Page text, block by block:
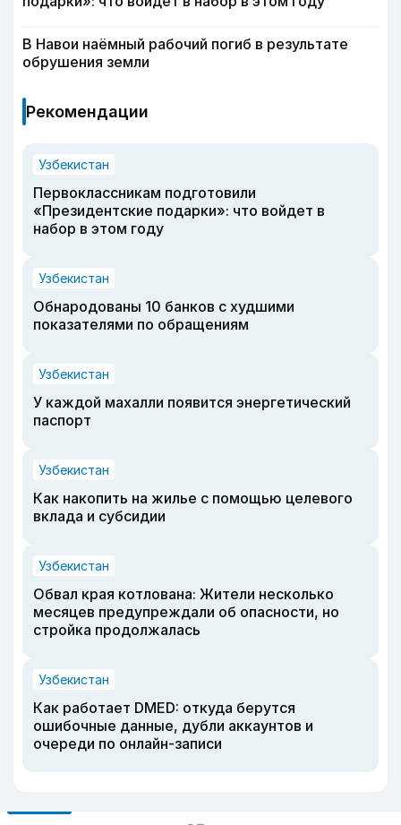
В Навои наёмный рабочий погиб в результате
обрушения земли
Рекомендации
Узбекистан
Первоклассникам подготовили
«Президентские подарки»: что войдет в
набор в этом году
Узбекистан
Обнародованы 10 банков с худшими
показателями по обращениям
Узбекистан
У каждой махалли появится энергетический
паспорт
Узбекистан
Как накопить на жилье с помощью целевого
вклада и субсидии
Узбекистан
Обвал края котлована: Жители несколько
месяцев предупреждали об опасности, но
стройка продолжалась
Узбекистан
Как работает DMED: откуда берутся
ошибочные данные, дубли аккаунтов и
очереди по онлайн-записи